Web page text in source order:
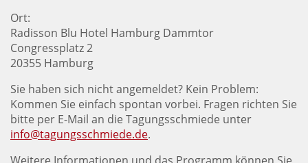
Ort:
Radisson Blu Hotel Hamburg Dammtor
Congressplatz 2
20355 Hamburg
Sie haben sich nicht angemeldet? Kein Problem:
Kommen Sie einfach spontan vorbei. Fragen richten Sie
bitte per E-Mail an die Tagungsschmiede unter
info@tagungsschmiede.de.